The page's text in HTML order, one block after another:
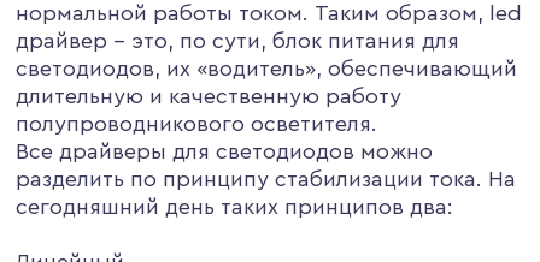
нормальной работы током. Таким образом, led
драйвер – это, по сути, блок питания для
светодиодов, их «водитель», обеспечивающий
длительную и качественную работу
полупроводникового осветителя.
Все драйверы для светодиодов можно
разделить по принципу стабилизации тока. На
сегодняшний день таких принципов два: